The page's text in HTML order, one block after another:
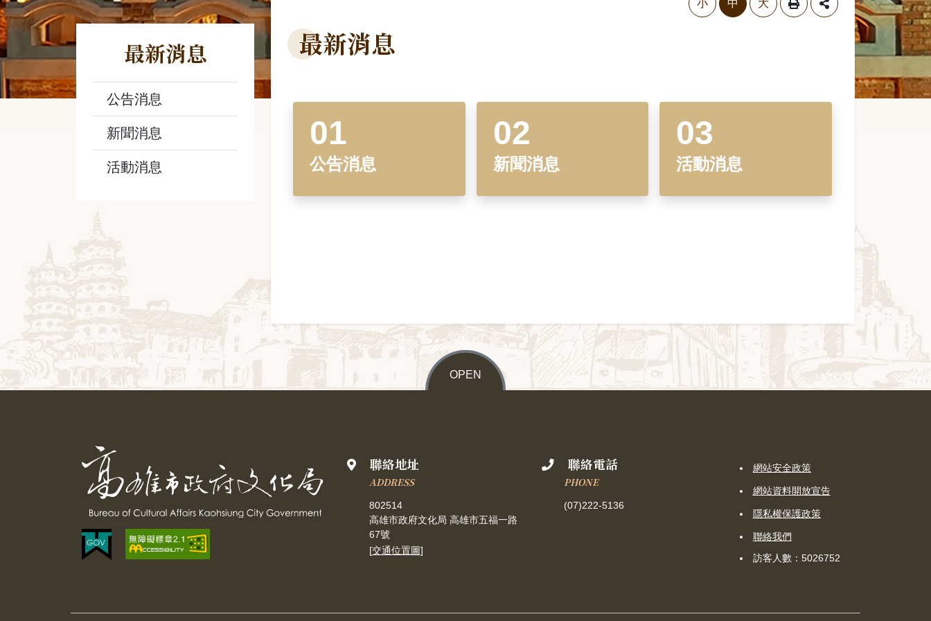
最新消息
公告消息
新聞消息
活動消息
小 中 大
最新消息
公告消息 新聞消息 活動消息
OPEN
聯絡地址
ADDRESS
802514
高雄市政府文化局 高雄市五福一路
67號
[交通位置圖]
聯絡電話
PHONE
(07)222-5136
網站安全政策
網站資料開放宣告
隱私權保護政策
聯絡我們
訪客人數：5026752